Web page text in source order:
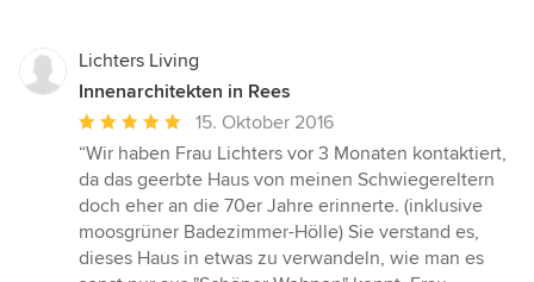
Lichters Living
Innenarchitekten in Rees
Durchschnittliche
Bewertung:
5
von
5
Sternen
15. Oktober 2016
“Wir haben Frau Lichters vor 3 Monaten kontaktiert,
da das geerbte Haus von meinen Schwiegereltern
doch eher an die 70er Jahre erinnerte. (inklusive
moosgrüner Badezimmer-Hölle) Sie verstand es,
dieses Haus in etwas zu verwandeln, wie man es